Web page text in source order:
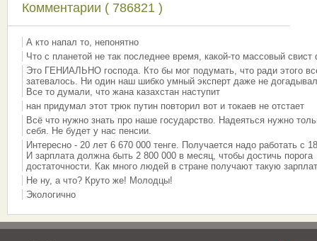
Комментарии ( 786821 )
А кто напал то, непонятно
Что с планетой не так последнее время, какой-то массовый свист
Это ГЕНИАЛЬНО господа. Кто бы мог подумать, что ради этого
затевалось. Ни один наш шибко умный эксперт даже не
Все то думали, что жана казахстан наступит
нан придумал этот трюк путин повторил вот и токаев не отстает
Всё что нужно знать про наше государство. Надеяться нужно
себя. Не будет у нас пенсии.
Интересно - 20 лет 6 670 000 тенге. Получается надо работать с
И зарплата должна быть 2 800 000 в месяц, чтобы достичь порога
достаточности. Как много людей в стране получают такую
Не ну, а что? Круто же! Молодцы!
Экологично